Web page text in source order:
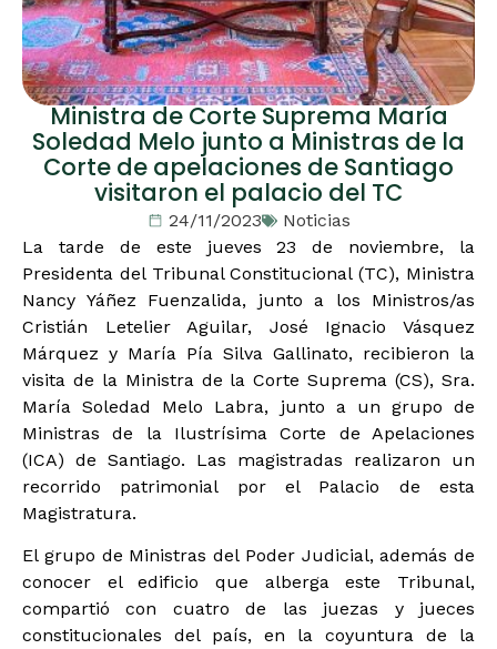
Ministra de Corte Suprema María
Soledad Melo junto a Ministras de la
Corte de apelaciones de Santiago
visitaron el palacio del TC
24/11/2023
Noticias
La tarde de este jueves 23 de noviembre, la
Presidenta del Tribunal Constitucional (TC), Ministra
Nancy Yáñez Fuenzalida, junto a los Ministros/as
Cristián Letelier Aguilar, José Ignacio Vásquez
Márquez y María Pía Silva Gallinato, recibieron la
visita de la Ministra de la Corte Suprema (CS), Sra.
María Soledad Melo Labra, junto a un grupo de
Ministras de la Ilustrísima Corte de Apelaciones
(ICA) de Santiago. Las magistradas realizaron un
recorrido patrimonial por el Palacio de esta
Magistratura.
El grupo de Ministras del Poder Judicial, además de
conocer el edificio que alberga este Tribunal,
compartió con cuatro de las juezas y jueces
constitucionales del país, en la coyuntura de la